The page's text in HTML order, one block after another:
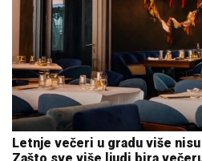
Letnje večeri u gradu više
Zašto sve više ljudi bira